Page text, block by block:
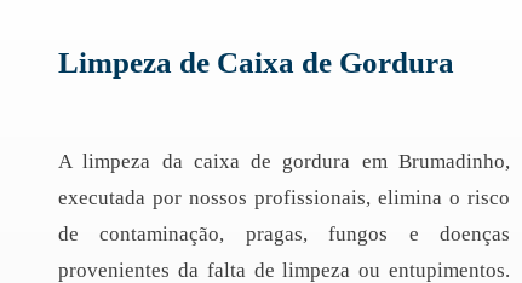
Limpeza de Caixa de Gordura
A limpeza da caixa de gordura em Brumadinho,
executada por nossos profissionais, elimina o risco
de contaminação, pragas, fungos e doenças
provenientes da falta de limpeza ou entupimentos.